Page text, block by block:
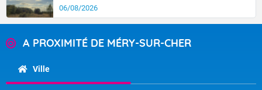
06/08/2026
A PROXIMITÉ DE MÉRY-SUR-CHER
Ville